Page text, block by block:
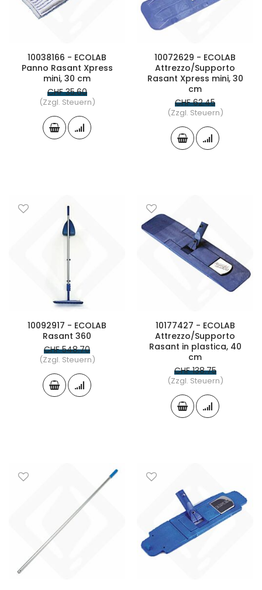
10038166 - ECOLAB
Panno Rasant Xpress
mini, 30 cm
CHF 35.60
(Zzgl. Steuern)
10072629 - ECOLAB
Attrezzo/Supporto
Rasant Xpress mini, 30
cm
CHF 62.45
(Zzgl. Steuern)
10092917 - ECOLAB
Rasant 360
CHF 548.70
(Zzgl. Steuern)
10177427 - ECOLAB
Attrezzo/Supporto
Rasant in plastica, 40
cm
CHF 138.75
(Zzgl. Steuern)